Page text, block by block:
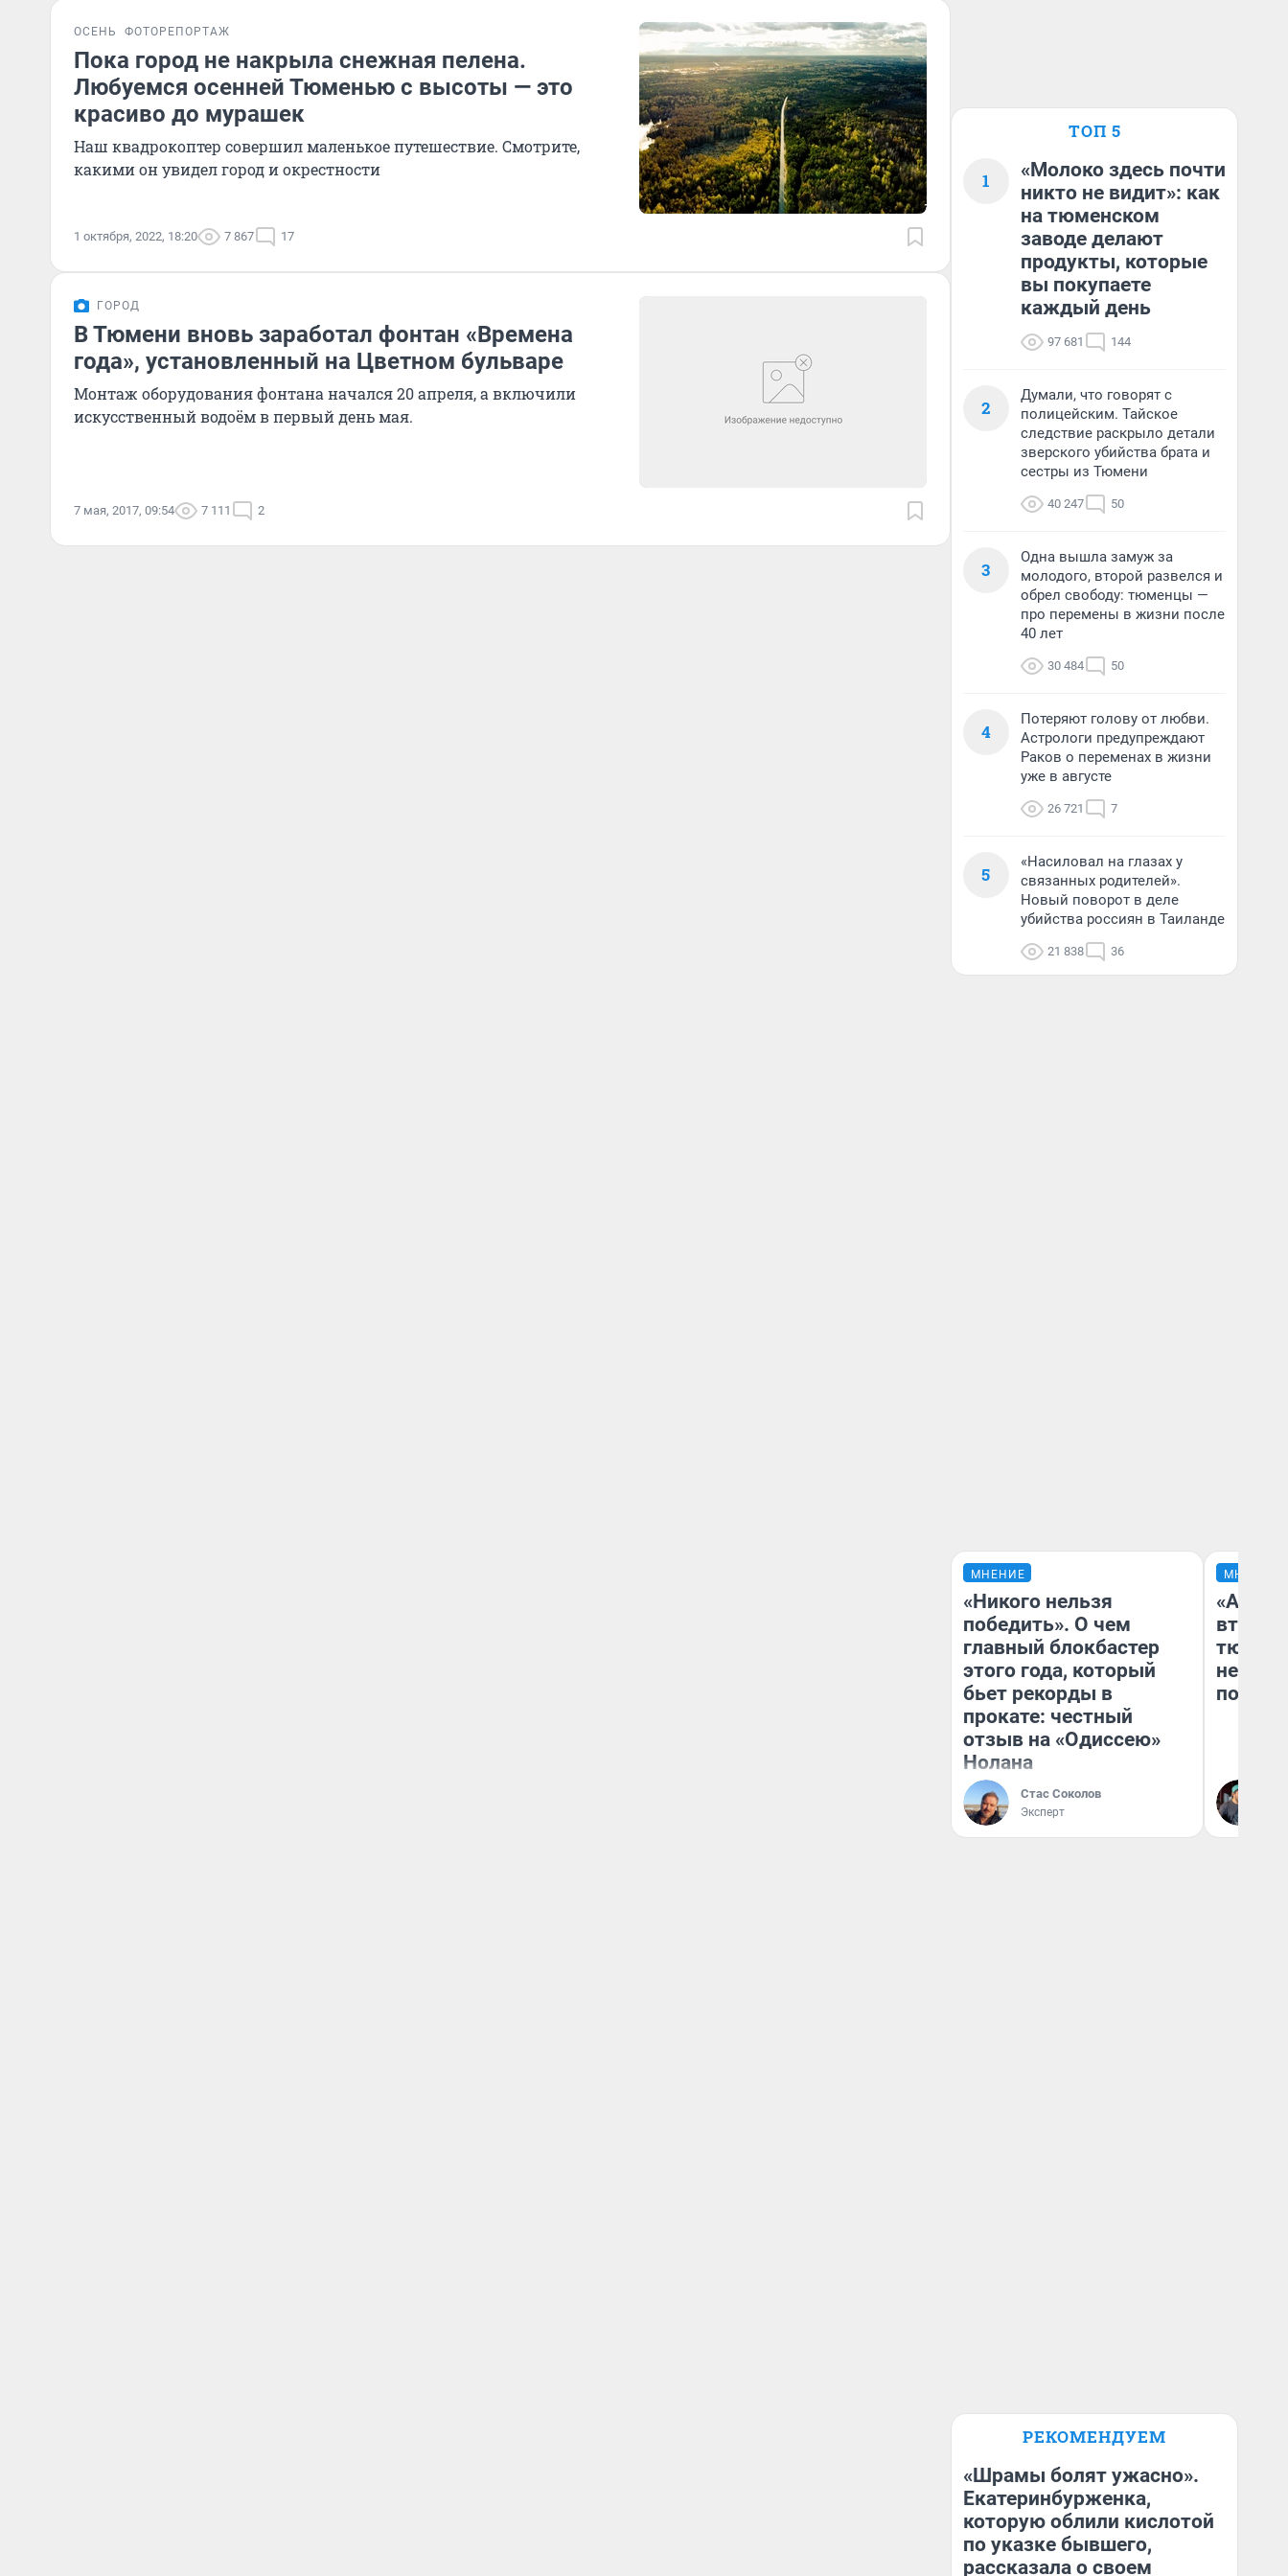
ОСЕНЬ ФОТОРЕПОРТАЖ
Пока город не накрыла снежная пелена.
Любуемся осенней Тюменью с высоты — это
красиво до мурашек
Наш квадрокоптер совершил маленькое путешествие. Смотрите,
какими он увидел город и окрестности
1 октября, 2022, 18:20 7 867 17
ГОРОД
В Тюмени вновь заработал фонтан «Времена
года», установленный на Цветном бульваре
Монтаж оборудования фонтана начался 20 апреля, а включили
искусственный водоём в первый день мая.
7 мая, 2017, 09:54 7 111 2
ТОП 5
1
«Молоко здесь почти
никто не видит»: как
на тюменском
заводе делают
продукты, которые
вы покупаете
каждый день
97 681 144
2
Думали, что говорят с
полицейским. Тайское
следствие раскрыло детали
зверского убийства брата и
сестры из Тюмени
40 247 50
3
Одна вышла замуж за
молодого, второй развелся и
обрел свободу: тюменцы —
про перемены в жизни после
40 лет
30 484 50
4
Потеряют голову от любви.
Астрологи предупреждают
Раков о переменах в жизни
уже в августе
26 721 7
5
«Насиловал на глазах у
связанных родителей».
Новый поворот в деле
убийства россиян в Таиланде
21 838 36
МНЕНИЕ
«Никого нельзя
победить». О чем
главный блокбастер
этого года, который
бьет рекорды в
прокате: честный
отзыв на «Одиссею»
Нолана
Стас Соколов
Эксперт
МНЕНИЕ
РЕКОМЕНДУЕМ
«Шрамы болят ужасно».
Екатеринбурженка,
которую облили кислотой
по указке бывшего,
рассказала о своем